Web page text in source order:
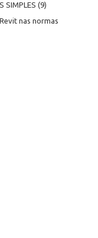
SIMPLES (9)
nas normas